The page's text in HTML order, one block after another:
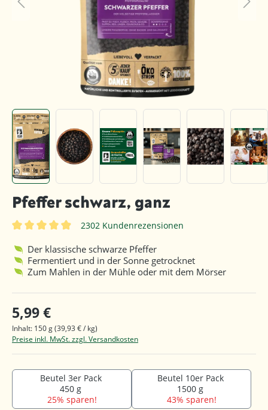
Pfeffer schwarz, ganz
2302 Kundenrezensionen
Der klassische schwarze Pfeffer
Fermentiert und in der Sonne getrocknet
Zum Mahlen in der Mühle oder mit dem Mörser
5,99 €
Inhalt: 150 g(39,93 € / kg)
Preise inkl. MwSt. zzgl. Versandkosten
Beutel 3er Pack
450 g
25% sparen!
Beutel 10er Pack
1500 g
43% sparen!